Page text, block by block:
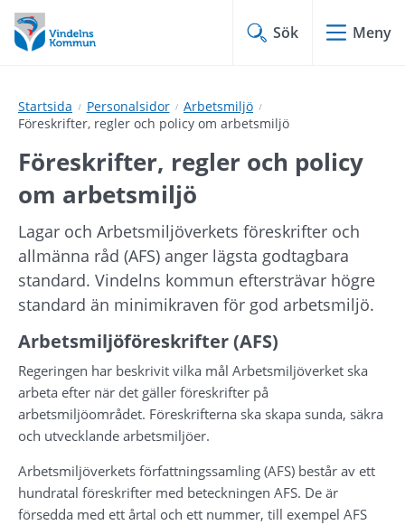
Hoppa
till
innehåll
Hoppa
till
undermeny
Sök Meny
Startsida Personalsidor
Arbetsmiljö
Föreskrifter, regler och policy om arbetsmiljö
Föreskrifter, regler och policy
om arbetsmiljö
Lagar och Arbetsmiljöverkets föreskrifter och
allmänna råd (AFS) anger lägsta godtagbara
standard. Vindelns kommun eftersträvar högre
standard än minimikraven för god arbetsmiljö.
Arbetsmiljöföreskrifter (AFS)
Regeringen har beskrivit vilka mål Arbetsmiljöverket ska
arbeta efter när det gäller föreskrifter på
arbetsmiljöområdet. Föreskrifterna ska skapa sunda, säkra
och utvecklande arbetsmiljöer.
Arbetsmiljöverkets författningssamling (AFS) består av ett
hundratal föreskrifter med beteckningen AFS. De är
försedda med ett årtal och ett nummer, till exempel AFS